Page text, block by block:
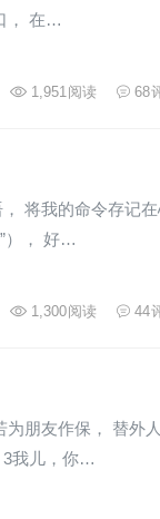
， 在…
1,951阅读 68
将我的命令存记
）， 好…
1,300阅读 44
为朋友作保， 替外
3我儿，你…